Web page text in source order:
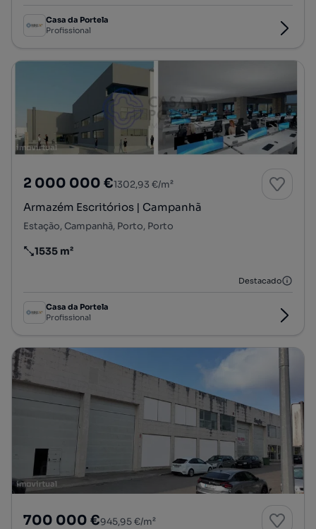
Casa da Portela
Profissional
2 000 000 €1302,93 €/m²
Armazém Escritórios | Campanhã
Estação, Campanhã, Porto, Porto
Preço por metro quadrado
1535 m²
Destacado
Casa da Portela
Profissional
700 000 €945,95 €/m²